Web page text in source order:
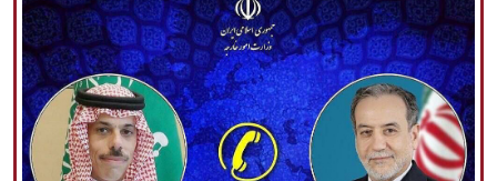
Новости
Культура и общество
Экономика
Политика
взгляд
Мультимедиа